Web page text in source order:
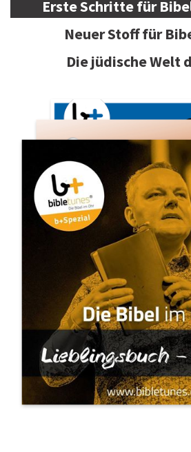
Erste Schritte für
Neuer Stoff für
Die jüdische Welt